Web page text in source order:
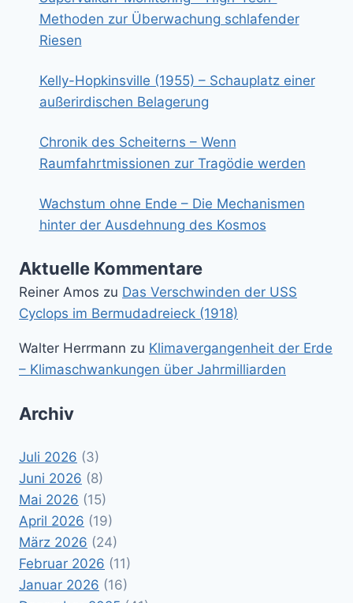
Methoden zur Überwachung schlafender
Riesen
Kelly-Hopkinsville (1955) – Schauplatz einer
außerirdischen Belagerung
Chronik des Scheiterns – Wenn
Raumfahrtmissionen zur Tragödie werden
Wachstum ohne Ende – Die Mechanismen
hinter der Ausdehnung des Kosmos
Aktuelle Kommentare
Reiner Amos zu Das Verschwinden der USS
Cyclops im Bermudadreieck (1918)
Walter Herrmann zu Klimavergangenheit der Erde
– Klimaschwankungen über Jahrmilliarden
Archiv
Juli 2026 (3)
Juni 2026 (8)
Mai 2026 (15)
April 2026 (19)
März 2026 (24)
Februar 2026 (11)
Januar 2026 (16)